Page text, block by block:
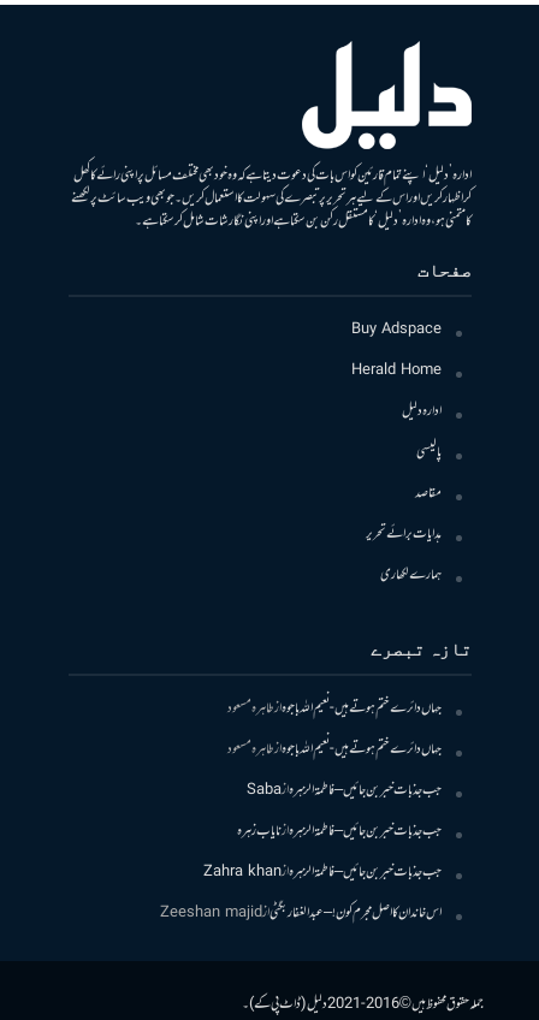
ادارہ ’دلیل‘ اپنے تمام قارئین کو اس بات کی دعوت دیتا ہے کہ وہ خود بھی مختلف مسائل پر اپنی رائے کا کھل
کر اظہار کریں اور اس کے لیے ہر تحریر پر تبصرے کی سہولت کا استعمال کریں۔ جو بھی ویب سائٹ پر لکھنے
کا متمنی ہو، وہ ادارہ ’دلیل‘ کا مستقل رکن بن سکتا ہے اور اپنی نگارشات شامل کرسکتا ہے۔
صفحات
Buy Adspace
Herald Home
ادارہ دلیل
پالیسی
مقاصد
ہدایات برائے تحریر
ہمارے لکھاری
تازہ تبصرے
جہاں دائرے ختم ہوتے ہیں- نعیم اللہ باجوہازطاہرہ مسعود
جہاں دائرے ختم ہوتے ہیں- نعیم اللہ باجوہازطاہرہ مسعود
جب جذبات خبر بن جائیں – فاطمۃالزہرہازSaba
جب جذبات خبر بن جائیں – فاطمۃالزہرہازنایاب زہرہ
جب جذبات خبر بن جائیں – فاطمۃالزہرہازZahra khan
اس خاندان کا اصل مجرم کون! – عبدالغفار بگٹیازZeeshan majid
جملہ حقوق محفوظ ہیں © 2016-2021 دلیل (ڈاٹ پی کے)۔